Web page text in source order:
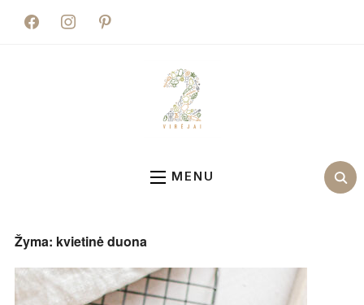
facebookinstagrampinterest
MENU
Žyma: kvietinė duona